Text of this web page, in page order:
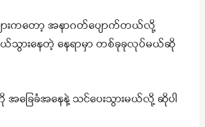
ျားကတော့ အနာဂတ်ပျောက်တယ်လို့
သွားနေတဲ့ နေရာမှာ တစ်ခုခုလုပ်မယ်ဆို
ကို အခြေခံအနေနဲ့ သင်ပေးသွားမယ်လို့ ဆိုပါ